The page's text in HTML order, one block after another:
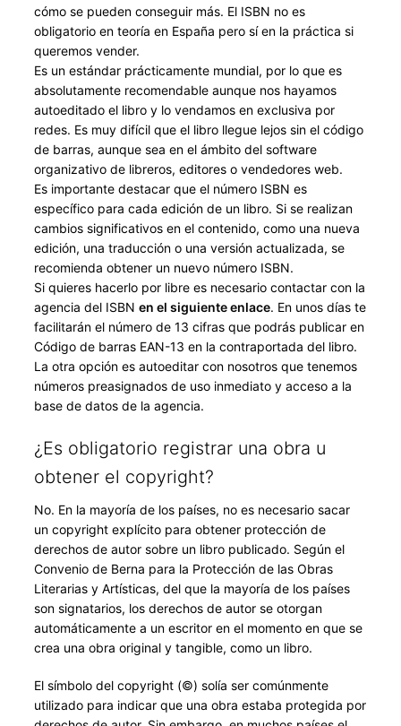
cómo se pueden conseguir más. El ISBN no es
obligatorio en teoría en España pero sí en la práctica si
queremos vender.
Es un estándar prácticamente mundial, por lo que es
absolutamente recomendable aunque nos hayamos
autoeditado el libro y lo vendamos en exclusiva por
redes. Es muy difícil que el libro llegue lejos sin el código
de barras, aunque sea en el ámbito del software
organizativo de libreros, editores o vendedores web.
Es importante destacar que el número ISBN es
específico para cada edición de un libro. Si se realizan
cambios significativos en el contenido, como una nueva
edición, una traducción o una versión actualizada, se
recomienda obtener un nuevo número ISBN.
Si quieres hacerlo por libre es necesario contactar con la
agencia del ISBN en el siguiente enlace. En unos días te
facilitarán el número de 13 cifras que podrás publicar en
Código de barras EAN-13 en la contraportada del libro.
La otra opción es autoeditar con nosotros que tenemos
números preasignados de uso inmediato y acceso a la
base de datos de la agencia.
¿Es obligatorio registrar una obra u
obtener el copyright?
No. En la mayoría de los países, no es necesario sacar
un copyright explícito para obtener protección de
derechos de autor sobre un libro publicado. Según el
Convenio de Berna para la Protección de las Obras
Literarias y Artísticas, del que la mayoría de los países
son signatarios, los derechos de autor se otorgan
automáticamente a un escritor en el momento en que se
crea una obra original y tangible, como un libro.
El símbolo del copyright (©) solía ser comúnmente
utilizado para indicar que una obra estaba protegida por